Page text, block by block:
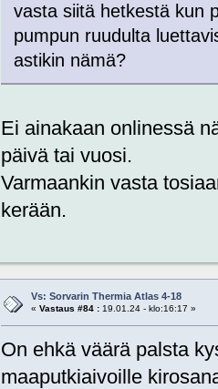
vasta siitä hetkestä kun
pumpun ruudulta
astikin nämä?
Ei ainakaan onlinessä
päivä tai vuosi.
Varmaankin vasta
kerään.
Vs: Sorvarin Thermia Atlas 4-18
« Vastaus #84 :19.01.24 - klo:16:17 »
On ehkä väärä palsta
maaputkiaivoille